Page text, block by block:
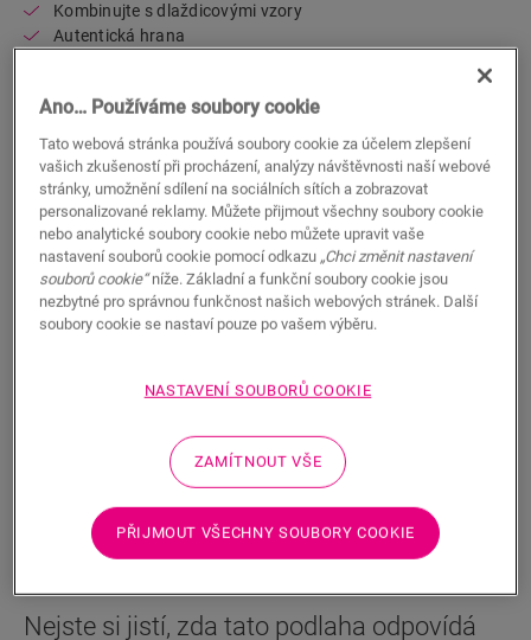
Kombinujte s dlaždicovými vzory
Autentická hrana
Autentický vzhled dřeva
Kompatibilní s podlahovým vytápěním a chlazením
Voděodolné
920,00CZK/m²
Doporučená maloobchodní cena (vč. DPH)
K dispozici v2 variant/y
Najděte nejbližšího prodejce
Vybrali jste podlahu a chcete ji vidět naživo? Chcete se
vždy nablízku.
HLEDAT
Nejste si jistí, zda tato podlaha odpovídá
Ano… Používáme soubory cookie
Tato webová stránka používá soubory cookie za účelem zlepšení
vašich zkušeností při procházení, analýzy návštěvnosti naší webové
stránky, umožnění sdílení na sociálních sítích a zobrazovat
personalizované reklamy. Můžete přijmout všechny soubory cookie
nebo analytické soubory cookie nebo můžete upravit vaše
nastavení souborů cookie pomocí odkazu „Chci změnit nastavení
souborů cookie“níže. Základní a funkční soubory cookie jsou
nezbytné pro správnou funkčnost našich webových stránek. Další
soubory cookie se nastaví pouze po vašem výběru.
NASTAVENÍ SOUBORŮ COOKIE
ZAMÍTNOUT VŠE
PŘIJMOUT VŠECHNY SOUBORY COOKIE